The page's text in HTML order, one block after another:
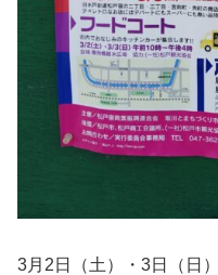
3月2日（土）・3日（日